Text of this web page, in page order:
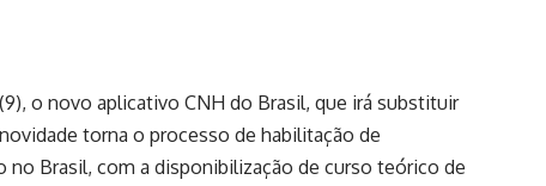
o novo aplicativo CNH do Brasil, que irá substituir
torna o processo de habilitação de
Brasil, com a disponibilização de curso teórico de